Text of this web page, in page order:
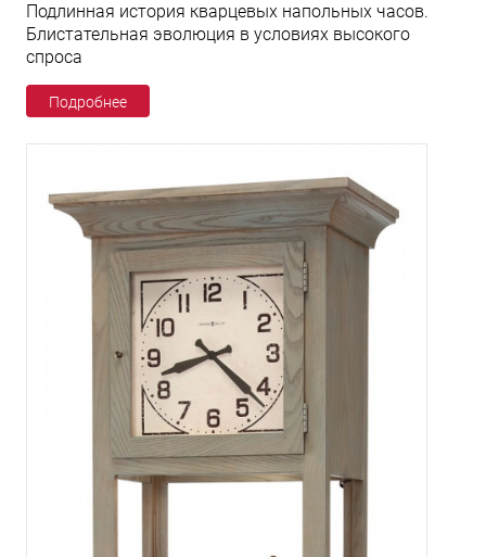
Подлинная история кварцевых напольных часов.
Блистательная эволюция в условиях высокого
спроса
Подробнее